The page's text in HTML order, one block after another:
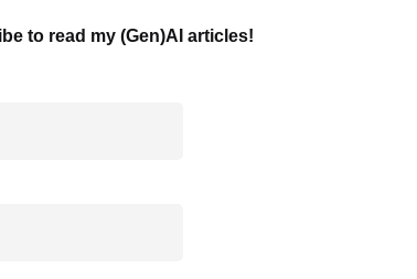
to read my (Gen)AI articles!